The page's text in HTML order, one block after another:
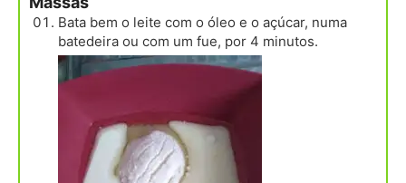
Bata bem o leite com o óleo e o açúcar, numa
batedeira ou com um fue, por 4 minutos.